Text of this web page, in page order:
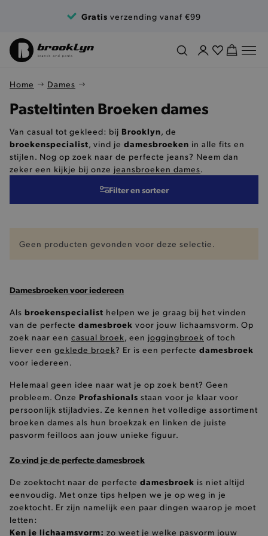
Gratis verzending vanaf €99
Home Dames
Van casual tot gekleed: bij Brooklyn, de
broekenspecialist, vind je damesbroeken in alle fits en
stijlen. Nog op zoek naar de perfecte jeans? Neem dan
zeker een kijkje bij onze jeansbroeken dames.
Filter en sorteer
Geen producten gevonden voor deze selectie.
Damesbroeken voor iedereen
Als broekenspecialist helpen we je graag bij het vinden
van de perfecte damesbroek voor jouw lichaamsvorm. Op
zoek naar een casual broek, een joggingbroek of toch
liever een geklede broek? Er is een perfecte damesbroek
voor iedereen.
Helemaal geen idee naar wat je op zoek bent? Geen
probleem. Onze Profashionals staan voor je klaar voor
persoonlijk stijladvies. Ze kennen het volledige assortiment
broeken dames als hun broekzak en linken de juiste
pasvorm feilloos aan jouw unieke figuur.
Zo vind je de perfecte damesbroek
De zoektocht naar de perfecte damesbroek is niet altijd
eenvoudig. Met onze tips helpen we je op weg in je
zoektocht. Er zijn namelijk een paar dingen waarop je moet
letten:
Ken je lichaamsvorm: zo weet je welke pasvorm jouw
Pasteltinten Broeken dames